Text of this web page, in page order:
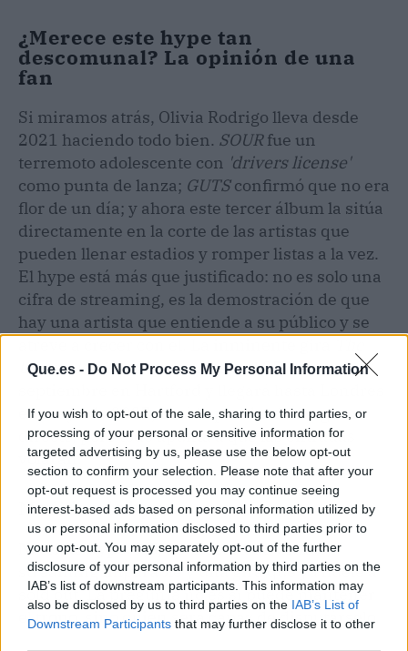
Que.es - Do Not Process My Personal Information
If you wish to opt-out of the sale, sharing to third parties, or
processing of your personal or sensitive information for
targeted advertising by us, please use the below opt-out
section to confirm your selection. Please note that after your
opt-out request is processed you may continue seeing
interest-based ads based on personal information utilized by
us or personal information disclosed to third parties prior to
your opt-out. You may separately opt-out of the further
disclosure of your personal information by third parties on the
IAB’s list of downstream participants. This information may
also be disclosed by us to third parties on the IAB’s List of
Downstream Participants that may further disclose it to other
¿Merece este hype tan
descomunal? La opinión de una
fan
Si miramos atrás, Olivia Rodrigo lleva desde
2021 haciendo todo bien. SOURfue un
terremoto adolescente con 'drivers license'
como punta de lanza; GUTSconfirmó que no era
flor de un día; y ahora este tercer álbum la sitúa
directamente en la corte de las artistas que
pueden llenar estadios y romper listas a la vez.
El hype está más que justificado: no es solo una
cifra de streaming, es la demostración de que
hay una artista que entiende a su público y se
Unraveled Tour , que arranca el 25 de
en mayo de 2027, será la prueba de fuego en
directo, pero todo apunta a que las entradas
volarán.
Medidor de hype
Nivel de hype: 9,5/10.Récord de ventas,
streaming imparable y una gira que ya huele a
sold out. La pregunta no es si puede mantener
el trono, sino quién será capaz de disputárselo.